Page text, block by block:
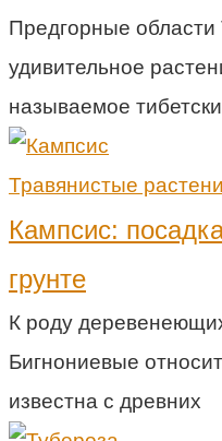
Предгорные
удивительное
называемое
Травянистые
Кампсис:
грунте
К роду
Бигнониевые
известна с древних